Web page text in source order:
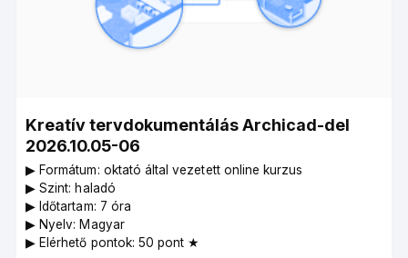
Kreatív tervdokumentálás Archicad-del
2026.10.05-06
▶︎ Formátum: oktató által vezetett online kurzus
▶︎ Szint: haladó
▶︎ Időtartam: 7 óra
▶︎ Nyelv: Magyar
▶︎ Elérhető pontok: 50 pont ★